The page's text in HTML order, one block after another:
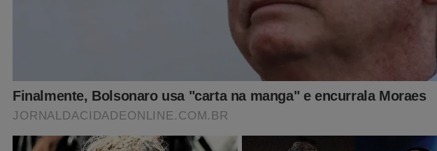
https://www.conteudoconservador.com.br/products/o-fantasma-do-alvorada-a-volta-a-